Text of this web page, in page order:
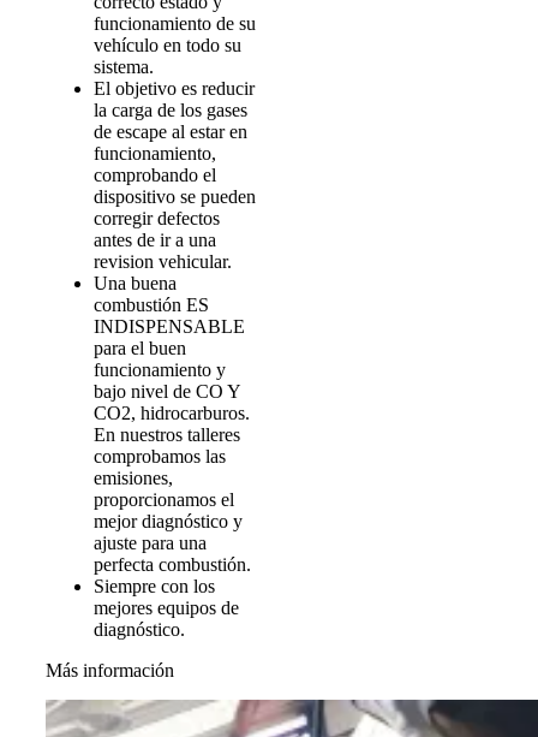
funcionamiento de su
vehículo en todo su
sistema.
El objetivo es reducir
la carga de los gases
de escape al estar en
funcionamiento,
comprobando el
dispositivo se pueden
corregir defectos
antes de ir a una
revision vehicular.
Una buena
combustión ES
INDISPENSABLE
para el buen
funcionamiento y
bajo nivel de CO Y
CO2, hidrocarburos.
En nuestros talleres
comprobamos las
emisiones,
proporcionamos el
mejor diagnóstico y
ajuste para una
perfecta combustión.
Siempre con los
mejores equipos de
diagnóstico.
Más información